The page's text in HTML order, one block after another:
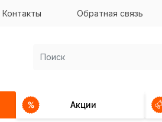
Контакты Обратная связь
Акции